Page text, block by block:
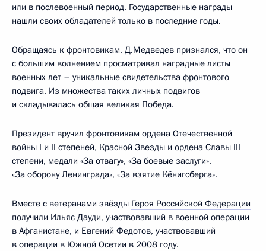
или в послевоенный период. Государственные награды
нашли своих обладателей только в последние годы.
Обращаясь к фронтовикам, Д.Медведев признался, что он
с большим волнением просматривал наградные листы
военных лет – уникальные свидетельства фронтового
подвига. Из множества таких личных подвигов
и складывалась общая великая Победа.
Президент вручил фронтовикам ордена Отечественной
войны I и II степеней, Красной Звезды и ордена Славы III
степени, медали «За отвагу», «За боевые заслуги»,
«За оборону Ленинграда», «За взятие Кёнигсберга».
Вместе с ветеранами звёзды Героя Российской Федерации
получили Ильяс Дауди, участвовавший в военной операции
в Афганистане, и Евгений Федотов, участвовавший
в операции в Южной Осетии в 2008 году.